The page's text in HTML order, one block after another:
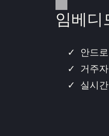
임베디
안드
거주
실시